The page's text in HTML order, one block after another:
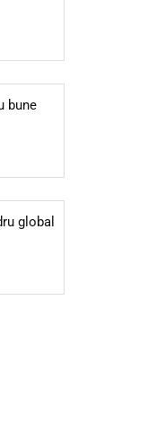
bune
global